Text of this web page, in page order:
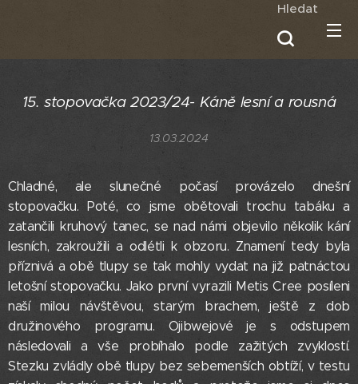
Hledat
15. stopovačka 2023/24- Káně lesní a rousná
13.03.2024
Chladné, ale slunečné počasí provázelo dnešní
stopovačku. Poté, co jsme obětovali trochu tabáku a
zatančili kruhový tanec, se nad námi objevilo několik kání
lesních, zakroužili a odlétli k obzoru. Znamení tedy byla
příznivá a obě tlupy se tak mohly vydat na již patnáctou
letošní stopovačku. Jako první vyrazili Metis Cree posíleni
naší milou návštěvou, starým brachem, ještě z dob
družinového programu. Ojibwejové je s odstupem
následovali a vše probíhalo podle zažitých zvyklostí.
Stezku zvládly obě tlupy bez sebemenších obtíží, v testu